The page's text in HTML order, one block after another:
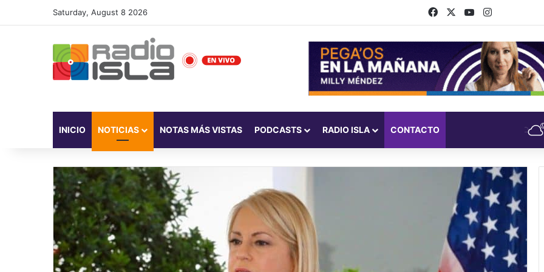
Saturday, August 8 2026 FacebookYouTubeInstagram
INICIO NOTICIAS NOTAS MÁS VISTAS PODCASTS RADIO ISLA CONTACTO